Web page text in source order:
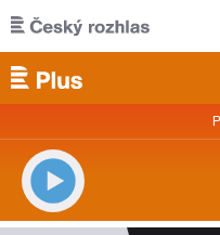
Přejít k hlavnímu obsahu